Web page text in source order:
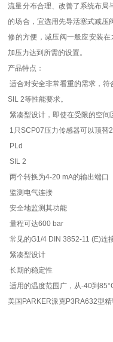
流量分布合理、改善了系统布局
的场合，宜选用先导活塞式减压
修的方便，减压阀一般应安装
加压力达到所需的设置。
产品特点：
适合对安全非常看重的需求，
SIL 2等性能要求。
紧凑型设计，即使在受限的空间
1只SCP07压力传感器可以顶替
PLd
SIL 2
两个转换为4-20 mA的输出端口
监测电气连接
安全地监测其功能
量程可达600 bar
常见的G1/4 DIN 3852-11 (E)连
紧凑型设计
长期的稳定性
适用的温度范围广，从-40到
美国PARKER派克P3RA632型